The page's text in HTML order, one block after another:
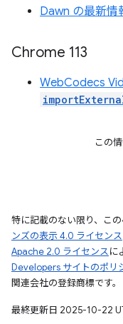
Dawn の最新情
Chrome 113
WebCodecs
この
特に記載のない限り、こ
ンズの表示 4.0 ライセンス
Apache 2.0 ライセンスに
Developers サイトのポリ
関連会社の登録商標です。
最終更新日 2025-10-22